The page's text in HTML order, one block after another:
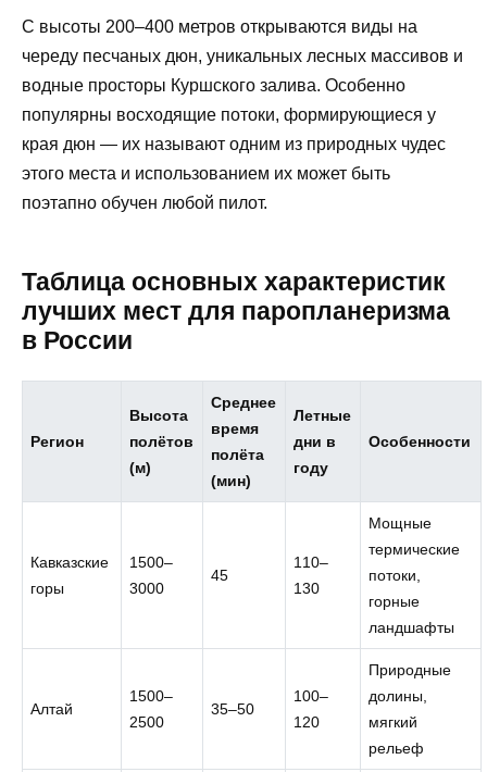
С высоты 200–400 метров открываются виды на
череду песчаных дюн, уникальных лесных массивов и
водные просторы Куршского залива. Особенно
популярны восходящие потоки, формирующиеся у
края дюн — их называют одним из природных чудес
этого места и использованием их может быть
поэтапно обучен любой пилот.
Таблица основных характеристик
лучших мест для паропланеризма
в России
Регион
Высота
полётов
(м)
Среднее
время
полёта
(мин)
Летные
дни в
году
Особенности
Кавказские
горы
1500–
3000
45
110–
130
Мощные
термические
потоки,
горные
ландшафты
Алтай
1500–
2500
35–50
100–
120
Природные
долины,
мягкий
рельеф